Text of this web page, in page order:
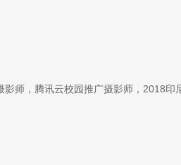
师，腾讯云校园推广摄影师，2018印